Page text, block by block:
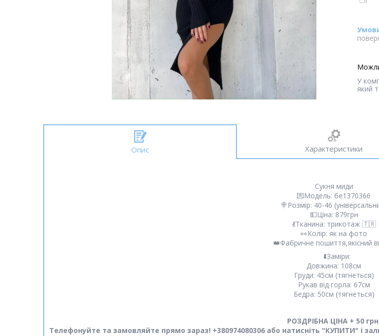
У
який
Опис Характеристики
Сукня миди
💌Модель: бе1370366
🍭Розмір: 40-46
💵Ціна: 879грн
💃Тканина: трикотаж 🇹🇷
👀Колір: як на фото
👑Фабричне пошиття,якісний
⬇️Заміри:
Довжина: 108см
Груди: 45см (тягнеться)
Рукав від горла: 67см
Бедра: 50см (тягнеться)
РОЗДРІБНА ЦІНА + 50
Телефонуйте та замовляйте прямо зараз! +380974080306 або натисніть "КУПИТИ" і